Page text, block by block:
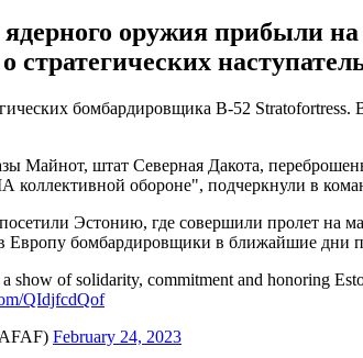
оружия прибыли
стратегических
бомбардировщика B-52
Майнот, штат Северная Дакота,
обороне", подчеркнули в
Эстонию, где совершили пролет на
Европу бомбардировщики в ближайшие дни
show of solidarity, commitment and honoring
QIdjfcdQof
February 24, 2023